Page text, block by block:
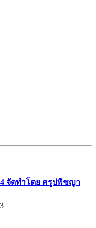
จัดทำโดย​ ครูปพิชญา​